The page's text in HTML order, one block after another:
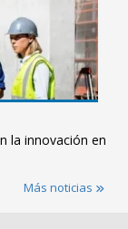
la innovación en
Más noticias